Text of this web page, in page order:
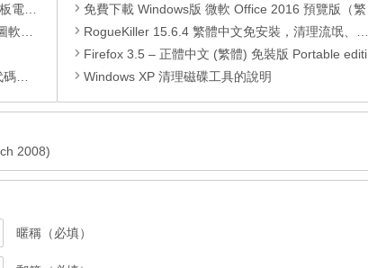
軟體
版
器
免費下載 Windows版 微軟 Office 2016 預覽版（繁體中文版）
RogueKiller 15.6.4 繁體中文免安裝，清理流氓、惡意軟體
Firefox 3.5 – 正體中文 (繁體) 免裝版 Portable edition
Windows XP 清理磁碟工具的說明
2008)
暱稱（必填）